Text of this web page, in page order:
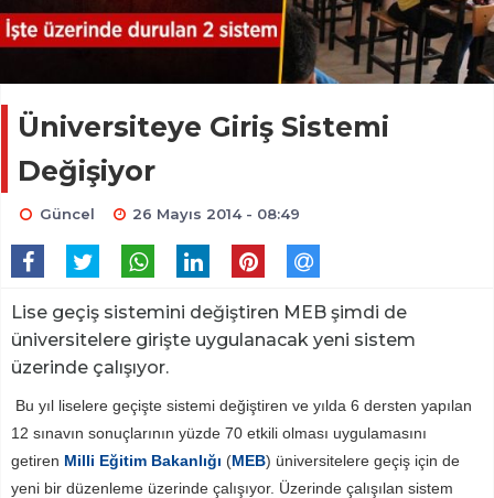
Üniversiteye Giriş Sistemi
Değişiyor
Güncel 26 Mayıs 2014 - 08:49
Lise geçiş sistemini değiştiren MEB şimdi de
üniversitelere girişte uygulanacak yeni sistem
üzerinde çalışıyor.
Bu yıl liselere geçişte sistemi değiştiren ve yılda 6 dersten yapılan
12 sınavın sonuçlarının yüzde 70 etkili olması uygulamasını
getiren Milli Eğitim Bakanlığı (MEB) üniversitelere geçiş için de
yeni bir düzenleme üzerinde çalışıyor. Üzerinde çalışılan sistem